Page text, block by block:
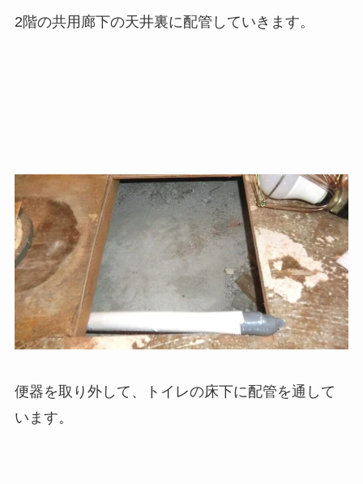
2階の共用廊下の天井裏に配管していきます。
便器を取り外して、トイレの床下に配管を通して
います。